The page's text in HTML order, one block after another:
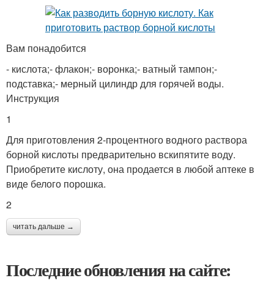
Вам понадобится
- кислота;- флакон;- воронка;- ватный тампон;-
подставка;- мерный цилиндр для горячей воды.
Инструкция
1
Для приготовления 2-процентного водного раствора
борной кислоты предварительно вскипятите воду.
Приобретите кислоту, она продается в любой аптеке в
виде белого порошка.
2
читать дальше →
Последние обновления на сайте: